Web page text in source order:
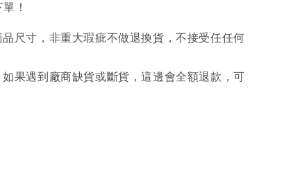
！
尺寸，非重大瑕疵不做退換貨，不接受任任何
果遇到廠商缺貨或斷貨，這邊會全額退款，可